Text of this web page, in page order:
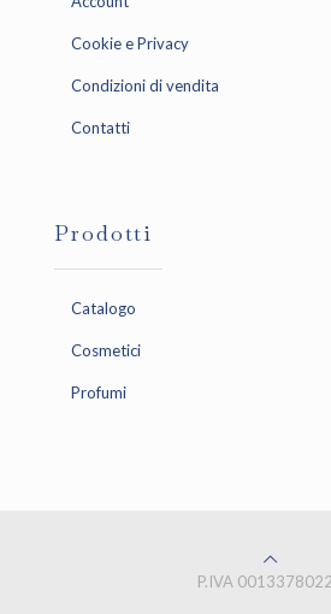
Cookie e Privacy
Condizioni di vendita
Contatti
Prodotti
Catalogo
Cosmetici
Profumi
P.IVA